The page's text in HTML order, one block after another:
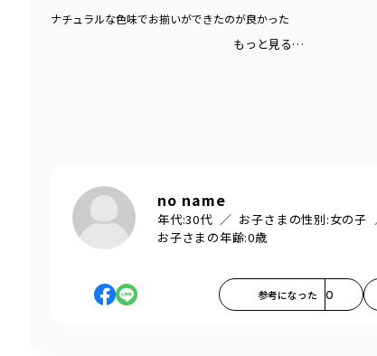
ナチュラルな色味でお揃いができたのが良かった
もっと見る…
no name
年代:30代 お子さまの性別:女の子
お子さまの年齢:0歳
参考になった 0